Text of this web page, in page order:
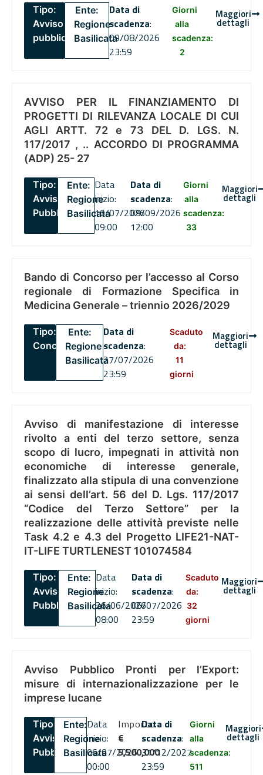
Tipo:
Avviso
pubblico
Ente:
Regione
Basilicata
Data di
scadenza:
09/08/2026
23:59
Giorni
alla
scadenza:
2
Maggiori
dettagli
AVVISO PER IL FINANZIAMENTO DI
PROGETTI DI RILEVANZA LOCALE DI CUI
AGLI ARTT. 72 e 73 DEL D. LGS. N.
117/2017 , .. ACCORDO DI PROGRAMMA
(ADP) 25- 27
Tipo:
Avviso
Pubblico
Ente:
Regione
Basilicata
Data
inizio:
16/07/2026
09:00
Data di
scadenza:
09/09/2026
12:00
Giorni
alla
scadenza:
33
Maggiori
dettagli
Bando di Concorso per l’accesso al Corso
regionale di Formazione Specifica in
Medicina Generale – triennio 2026/2029
Tipo:
Concorsi
Ente:
Regione
Basilicata
Data di
scadenza:
27/07/2026
23:59
Scaduto
da:
11
giorni
Maggiori
dettagli
Avviso di manifestazione di interesse
rivolto a enti del terzo settore, senza
scopo di lucro, impegnati in attività non
economiche di interesse generale,
finalizzato alla stipula di una convenzione
ai sensi dell’art. 56 del D. Lgs. 117/2017
“Codice del Terzo Settore” per la
realizzazione delle attività previste nelle
Task 4.2 e 4.3 del Progetto LIFE21-NAT-
IT-LIFE TURTLENEST 101074584
Tipo:
Avviso
Pubblico
Ente:
Regione
Basilicata
Data
inizio:
26/06/2026
08:00
Data di
scadenza:
06/07/2026
23:59
Scaduto
da:
32
giorni
Maggiori
dettagli
Avviso Pubblico Pronti per l’Export:
misure di internazionalizzazione per le
imprese lucane
Tipo:
Avviso
Pubblico
Ente:
Regione
Basilicata
Data
inizio:
06/07/2026
00:00
Importo
€
5,500,000
Data di
scadenza:
31/12/2027
23:59
Giorni
alla
scadenza:
511
Maggiori
dettagli